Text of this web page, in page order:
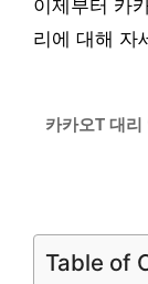
이제부터 카
리에 대해 자
카카오T 대리
Table of